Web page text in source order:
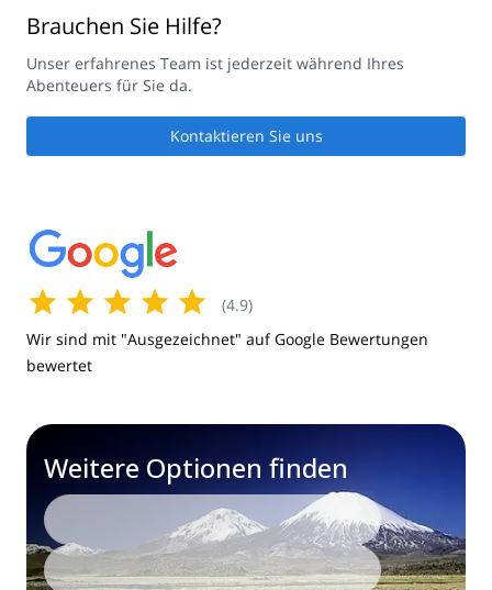
Brauchen Sie Hilfe?
Unser erfahrenes Team ist jederzeit während Ihres
Abenteuers für Sie da.
Kontaktieren Sie uns
(4.9)
Wir sind mit "Ausgezeichnet" auf Google Bewertungen
bewertet
Weitere Optionen finden